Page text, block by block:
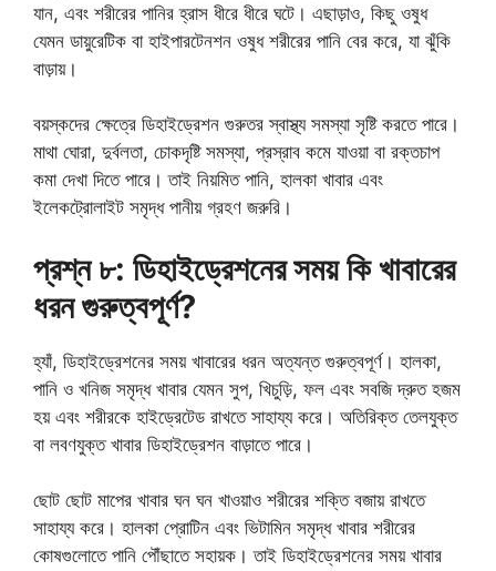
যান, এবং শরীরের পানির হ্রাস ধীরে ধীরে ঘটে। এছাড়াও, কিছু ওষুধ
যেমন ডায়ুরেটিক বা হাইপারটেনশন ওষুধ শরীরের পানি বের করে, যা ঝুঁকি
বাড়ায়।
বয়স্কদের ক্ষেত্রে ডিহাইড্রেশন গুরুতর স্বাস্থ্য সমস্যা সৃষ্টি করতে পারে।
মাথা ঘোরা, দুর্বলতা, চোকদৃষ্টি সমস্যা, প্রস্রাব কমে যাওয়া বা রক্তচাপ
কমা দেখা দিতে পারে। তাই নিয়মিত পানি, হালকা খাবার এবং
ইলেকট্রোলাইট সমৃদ্ধ পানীয় গ্রহণ জরুরি।
প্রশ্ন ৮: ডিহাইড্রেশনের সময় কি খাবারের
ধরন গুরুত্বপূর্ণ?
হ্যাঁ, ডিহাইড্রেশনের সময় খাবারের ধরন অত্যন্ত গুরুত্বপূর্ণ। হালকা,
পানি ও খনিজ সমৃদ্ধ খাবার যেমন সুপ, খিচুড়ি, ফল এবং সবজি দ্রুত হজম
হয় এবং শরীরকে হাইড্রেটেড রাখতে সাহায্য করে। অতিরিক্ত তেলযুক্ত
বা লবণযুক্ত খাবার ডিহাইড্রেশন বাড়াতে পারে।
ছোট ছোট মাপের খাবার ঘন ঘন খাওয়াও শরীরের শক্তি বজায় রাখতে
সাহায্য করে। হালকা প্রোটিন এবং ভিটামিন সমৃদ্ধ খাবার শরীরের
কোষগুলোতে পানি পৌঁছাতে সহায়ক। তাই ডিহাইড্রেশনের সময় খাবার